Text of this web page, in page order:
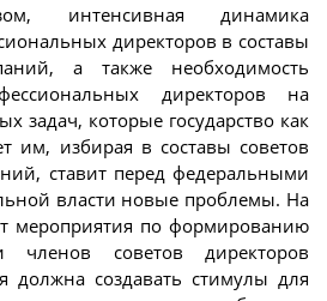
интенсивная динамика
директоров в составы
а также необходимость
директоров на
задач, которые государство как
им, избирая в составы советов
ставит перед федеральными
власти новые проблемы. На
мероприятия по формированию
членов советов директоров
должна создавать стимулы для